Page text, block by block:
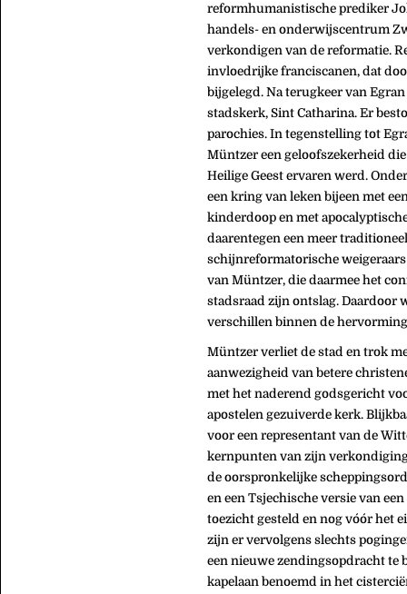
reformhumanistische prediker
handels- en onderwijscentrum
verkondigen van de reformatie.
invloedrijke franciscanen, dat
bijgelegd. Na terugkeer van
stadskerk, Sint Catharina. Er
parochies. In tegenstelling tot
Müntzer een geloofszekerheid
Heilige Geest ervaren werd.
een kring van leken bijeen met
kinderdoop en met
daarentegen een meer
schijnreformatorische
van Müntzer, die daarmee het
stadsraad zijn ontslag. Daardoor
verschillen binnen de
Müntzer verliet de stad en trok
aanwezigheid van betere
met het naderend godsgericht
apostelen gezuiverde kerk.
voor een representant van de
kernpunten van zijn
de oorspronkelijke
en een Tsjechische versie van
toezicht gesteld en nog vóór het
zijn er vervolgens slechts
een nieuwe zendingsopdracht te
kapelaan benoemd in het